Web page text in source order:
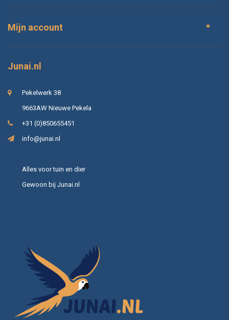
Mijn account
Junai.nl
Pekelwerk 38
9663AW Nieuwe Pekela
+31 (0)850655451
info@junai.nl
Alles voor tuin en dier
Gewoon bij Junai.nl